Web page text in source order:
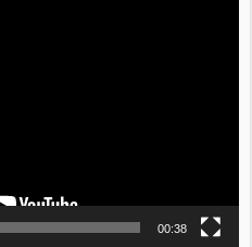
00:38